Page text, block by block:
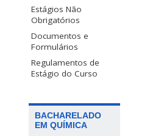
Estágios Não
Obrigatórios
Documentos e
Formulários
Regulamentos de
Estágio do Curso
BACHARELADO
EM QUÍMICA